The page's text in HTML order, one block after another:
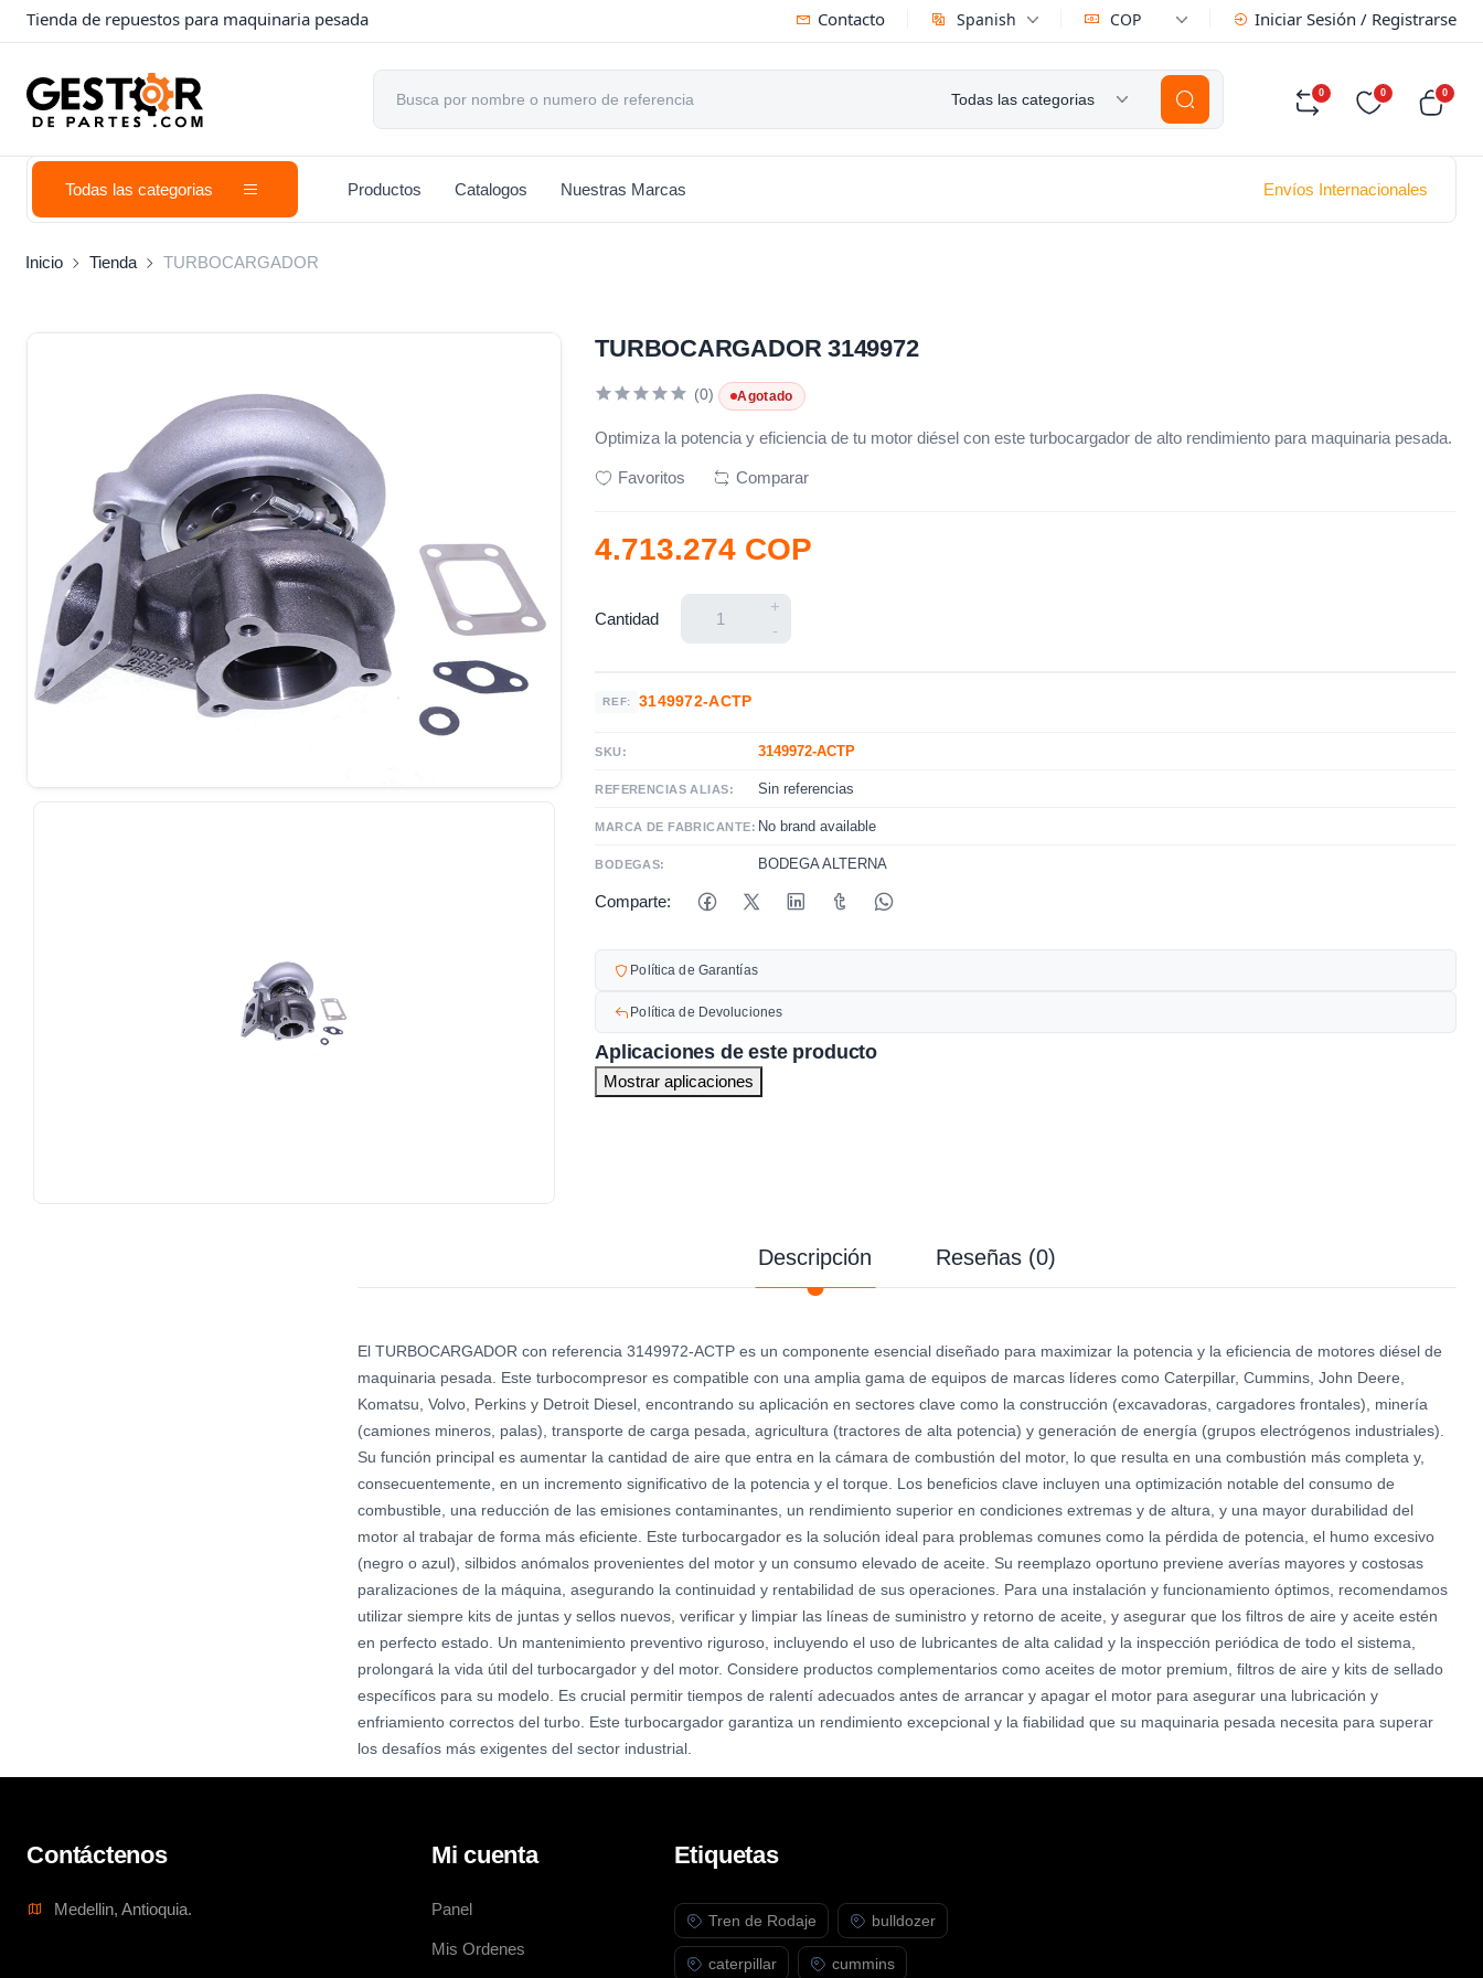
Tienda de repuestos para maquinaria pesada Contacto Spanish COP Iniciar Sesión / Registrarse
Todas las categorias 0 0 0
Todas las categorias Productos Catalogos Nuestras Marcas Envíos Internacionales
Inicio Tienda TURBOCARGADOR
TURBOCARGADOR 3149972
(0) Agotado
Optimiza la potencia y eficiencia de tu motor diésel con este turbocargador de alto rendimiento para maquinaria pesada.
Favoritos Comparar
4.713.274 COP
Cantidad
+
-
REF: 3149972-ACTP
SKU: 3149972-ACTP
REFERENCIAS ALIAS: Sin referencias
MARCA DE FABRICANTE: No brand available
BODEGAS: BODEGA ALTERNA
Comparte:
Política de Garantías
Política de Devoluciones
Aplicaciones de este producto
Mostrar aplicaciones
Descripción Reseñas (0)
El TURBOCARGADOR con referencia 3149972-ACTP es un componente esencial diseñado para maximizar la potencia y la eficiencia de motores diésel de
maquinaria pesada. Este turbocompresor es compatible con una amplia gama de equipos de marcas líderes como Caterpillar, Cummins, John Deere,
Komatsu, Volvo, Perkins y Detroit Diesel, encontrando su aplicación en sectores clave como la construcción (excavadoras, cargadores frontales), minería
(camiones mineros, palas), transporte de carga pesada, agricultura (tractores de alta potencia) y generación de energía (grupos electrógenos industriales).
Su función principal es aumentar la cantidad de aire que entra en la cámara de combustión del motor, lo que resulta en una combustión más completa y,
consecuentemente, en un incremento significativo de la potencia y el torque. Los beneficios clave incluyen una optimización notable del consumo de
combustible, una reducción de las emisiones contaminantes, un rendimiento superior en condiciones extremas y de altura, y una mayor durabilidad del
motor al trabajar de forma más eficiente. Este turbocargador es la solución ideal para problemas comunes como la pérdida de potencia, el humo excesivo
(negro o azul), silbidos anómalos provenientes del motor y un consumo elevado de aceite. Su reemplazo oportuno previene averías mayores y costosas
paralizaciones de la máquina, asegurando la continuidad y rentabilidad de sus operaciones. Para una instalación y funcionamiento óptimos, recomendamos
utilizar siempre kits de juntas y sellos nuevos, verificar y limpiar las líneas de suministro y retorno de aceite, y asegurar que los filtros de aire y aceite estén
en perfecto estado. Un mantenimiento preventivo riguroso, incluyendo el uso de lubricantes de alta calidad y la inspección periódica de todo el sistema,
prolongará la vida útil del turbocargador y del motor. Considere productos complementarios como aceites de motor premium, filtros de aire y kits de sellado
específicos para su modelo. Es crucial permitir tiempos de ralentí adecuados antes de arrancar y apagar el motor para asegurar una lubricación y
enfriamiento correctos del turbo. Este turbocargador garantiza un rendimiento excepcional y la fiabilidad que su maquinaria pesada necesita para superar
los desafíos más exigentes del sector industrial.
Contáctenos
Medellin, Antioquia.
Mi cuenta
Panel
Mis Ordenes
Etiquetas
Tren de Rodaje bulldozer
caterpillar cummins